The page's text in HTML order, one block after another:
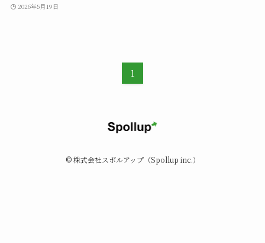
2026年5月19日
1
©株式会社スポルアップ（Spollup inc.）